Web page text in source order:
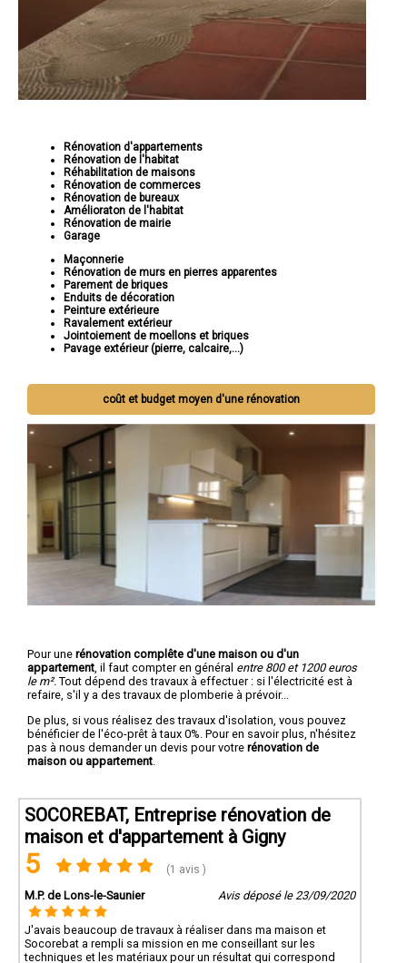
Rénovation d'appartements
Rénovation de l'habitat
Réhabilitation de maisons
Rénovation de commerces
Rénovation de bureaux
Amélioraton de l'habitat
Rénovation de mairie
Garage
Maçonnerie
Rénovation de murs en pierres apparentes
Parement de briques
Enduits de décoration
Peinture extérieure
Ravalement extérieur
Jointoiement de moellons et briques
Pavage extérieur (pierre, calcaire,...)
coût et budget moyen d'une rénovation
Pour une rénovation complête d'une maison ou d'un
appartement , il faut compter en général entre 800 et 1200 euros
le m². Tout dépend des travaux à effectuer : si l'électricité est à
refaire, s'il y a des travaux de plomberie à prévoir...
De plus, si vous réalisez des travaux d'isolation, vous pouvez
bénéficier de l'éco-prêt à taux 0%. Pour en savoir plus, n'hésitez
pas à nous demander un devis pour votre rénovation de
maison ou appartement
SOCOREBAT, Entreprise rénovation de
maison et d'appartement à Gigny
5 (1 avis )
M.P. de Lons-le-Saunier Avis déposé le 23/09/2020
J'avais beaucoup de travaux à réaliser dans ma maison et
Socorebat a rempli sa mission en me conseillant sur les
techniques et les matériaux pour un résultat qui correspond